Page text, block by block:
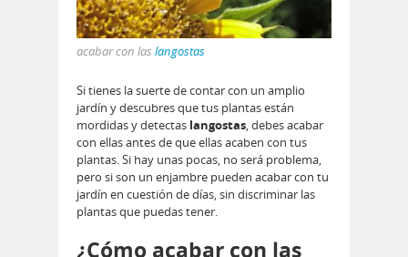
acabar con las langostas
Si tienes la suerte de contar con un amplio
jardín y descubres que tus plantas están
mordidas y detectas langostas, debes acabar
con ellas antes de que ellas acaben con tus
plantas. Si hay unas pocas, no será problema,
pero si son un enjambre pueden acabar con tu
jardín en cuestión de días, sin discriminar las
plantas que puedas tener.
¿Cómo acabar con las